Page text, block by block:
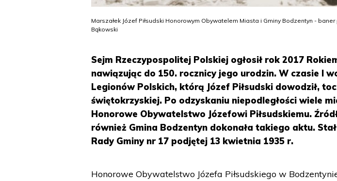
Marszałek Józef Piłsudski Honorowym Obywatelem Miasta i Gminy Bodzentyn -
Bąkowski
Sejm Rzeczypospolitej Polskiej ogłosił rok 2017
nawiązując do 150. rocznicy jego urodzin. W czasie I
Legionów Polskich, którą Józef Piłsudski dowodził,
świętokrzyskiej. Po odzyskaniu niepodległości wiele
Honorowe Obywatelstwo Józefowi Piłsudskiemu.
również Gmina Bodzentyn dokonała takiego aktu.
Rady Gminy nr 17 podjętej 13 kwietnia 1935 r.
Honorowe Obywatelstwo Józefa Piłsudskiego w